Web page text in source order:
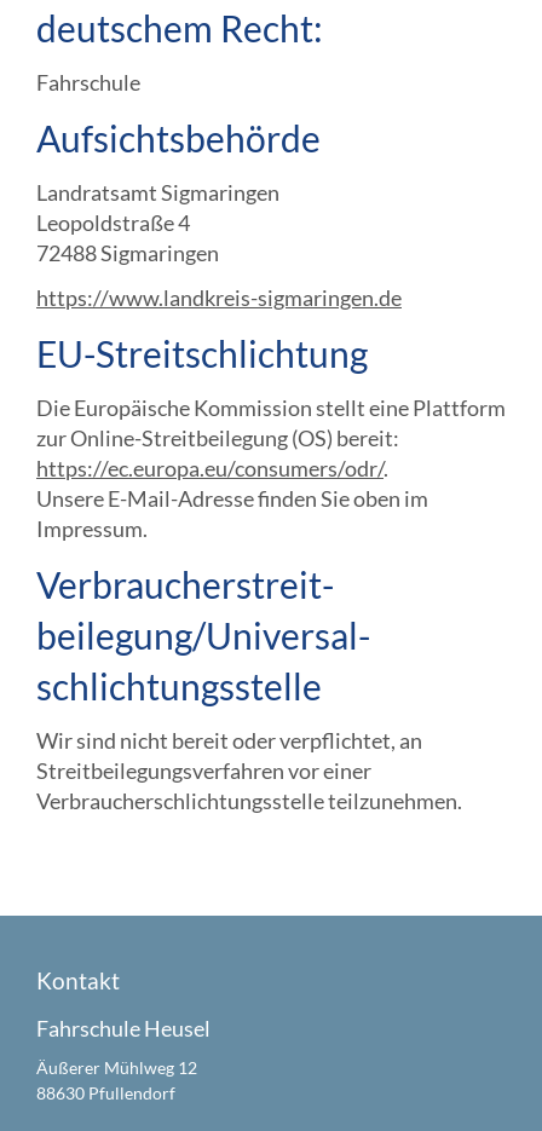
deutschem Recht:
Fahrschule
Aufsichtsbehörde
Landratsamt Sigmaringen
Leopoldstraße 4
72488 Sigmaringen
https://www.landkreis-sigmaringen.de
EU-Streitschlichtung
Die Europäische Kommission stellt eine Plattform
zur Online-Streitbeilegung (OS) bereit:
https://ec.europa.eu/consumers/odr/.
Unsere E-Mail-Adresse finden Sie oben im
Impressum.
Verbraucher­streit­
beilegung/Universal­
schlichtungs­stelle
Wir sind nicht bereit oder verpflichtet, an
Streitbeilegungsverfahren vor einer
Verbraucherschlichtungsstelle teilzunehmen.
Kontakt
Fahrschule Heusel
Äußerer Mühlweg 12
88630 Pfullendorf